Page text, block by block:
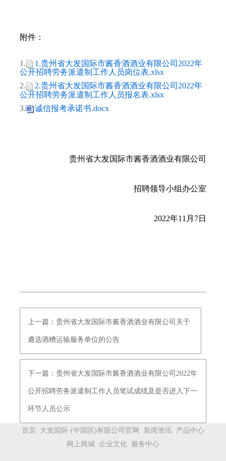
附件：
1.
1.贵州省大发国际市酱香酒酒业有限公司2022年
公开招聘劳务派遣制工作人员岗位表.xlsx
2.
2.贵州省大发国际市酱香酒酒业有限公司2022年
公开招聘劳务派遣制工作人员报名表.xlsx
3.
诚信报考承诺书.docx
贵州省大发国际市酱香酒酒业有限公司
招聘领导小组办公室
2022年11月7日
上一篇：贵州省大发国际市酱香酒酒业有限公司关于
遴选酒糟运输服务单位的公告
下一篇：贵州省大发国际市酱香酒酒业有限公司2022年
公开招聘劳务派遣制工作人员笔试成绩及是否进入下一
环节人员公示
首页 大发国际·(中国区)有限公司官网 新闻资讯
产品中心
网上商城
企业文化 服务中心